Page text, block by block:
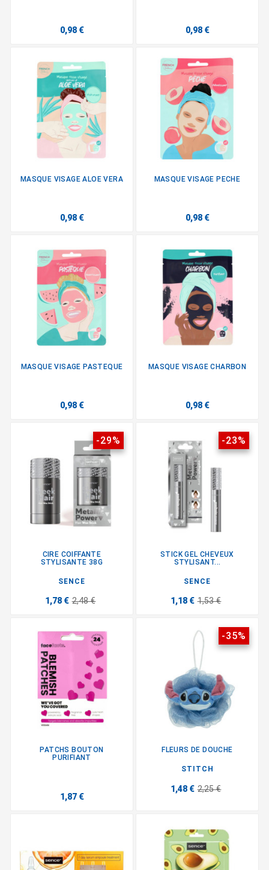
0,98 € 0,98 €
MASQUE VISAGE ALOE VERA
0,98 €
MASQUE VISAGE PECHE
0,98 €
MASQUE VISAGE PASTEQUE
0,98 €
MASQUE VISAGE CHARBON
0,98 €
-29%
CIRE COIFFANTE
STYLISANTE 38G
SENCE
1,78 € 2,48 €
-23%
STICK GEL CHEVEUX
STYLISANT...
SENCE
1,18 € 1,53 €
PATCHS BOUTON
PURIFIANT
1,87 €
-35%
FLEURS DE DOUCHE
STITCH
1,48 € 2,25 €